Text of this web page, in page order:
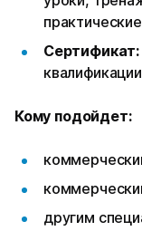
Сертификат:
квалификации
Кому подойдет:
другим